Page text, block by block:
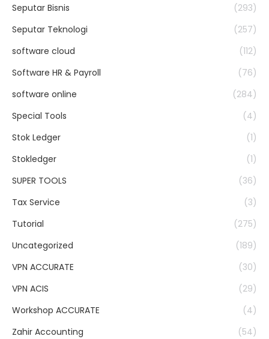
Seputar Bisnis
(293)
Seputar Teknologi
(257)
software cloud
(112)
Software HR & Payroll
(76)
software online
(284)
Special Tools
(4)
Stok Ledger
(1)
Stokledger
(1)
SUPER TOOLS
(36)
Tax Service
(3)
Tutorial
(275)
Uncategorized
(189)
VPN ACCURATE
(30)
VPN ACIS
(29)
Workshop ACCURATE
(4)
Zahir Accounting
(54)